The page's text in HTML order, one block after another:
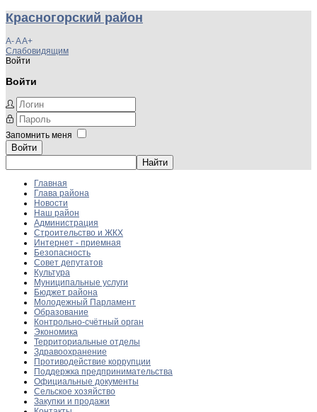
Красногорский район
A-AA+
Слабовидящим
Войти
Войти
Запомнить меня
Войти
Главная
Глава района
Новости
Наш район
Администрация
Строительство и ЖКХ
Интернет - приемная
Безопасность
Совет депутатов
Культура
Муниципальные услуги
Бюджет района
Молодежный Парламент
Образование
Контрольно-счётный орган
Экономика
Территориальные отделы
Здравоохранение
Противодействие коррупции
Поддержка предпринимательства
Официальные документы
Сельское хозяйство
Закупки и продажи